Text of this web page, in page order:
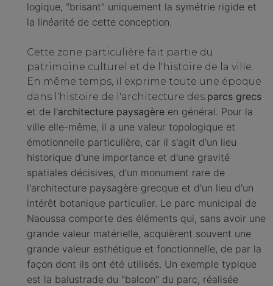
logique, "brisant" uniquement la symétrie rigide et
la linéarité de cette conception.
Cette zone particulière fait partie du
patrimoine culturel et de l'histoire de la ville.
En même temps, il exprime toute une époque
dans l'histoire de l'architecture des parcs grecs
et de l'architecture paysagère en général. Pour la
ville elle-même, il a une valeur topologique et
émotionnelle particulière, car il s'agit d'un lieu
historique d'une importance et d'une gravité
spatiales décisives, d'un monument rare de
l'architecture paysagère grecque et d'un lieu d'un
intérêt botanique particulier. Le parc municipal de
Naoussa comporte des éléments qui, sans avoir une
grande valeur matérielle, acquièrent souvent une
grande valeur esthétique et fonctionnelle, de par la
façon dont ils ont été utilisés. Un exemple typique
est la balustrade du "balcon" du parc, réalisée